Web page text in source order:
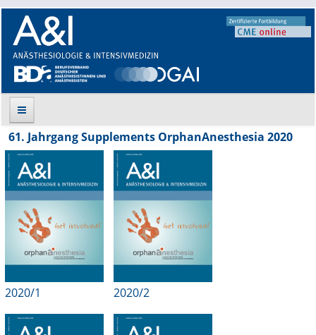
Suche
Aktuelle Ausgabe
Leitlinien
Archiv
Supplements
Supplements OrphanAnesthesia
61. Jahrgang Supplements OrphanAnesthesia 2020
2020/1 2020/2